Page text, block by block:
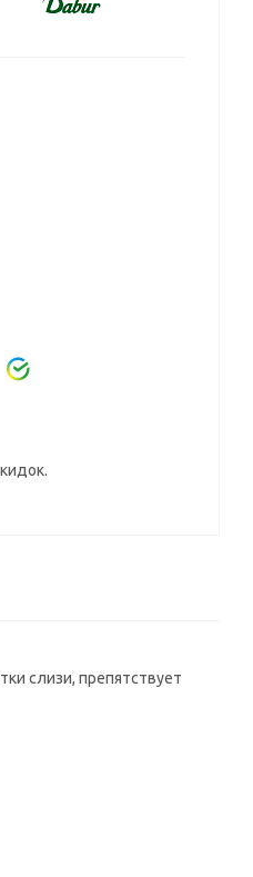
слизи, препятствует